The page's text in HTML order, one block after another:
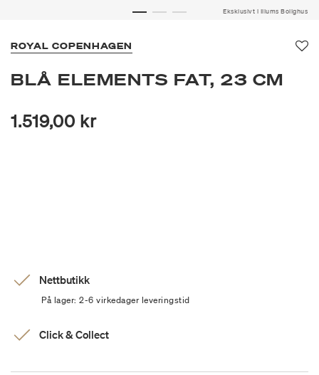
Eksklusivt i Illums Bolighus
ROYAL COPENHAGEN
BLÅ ELEMENTS FAT, 23 CM
1.519,00 kr
Nettbutikk
På lager: 2-6 virkedager leveringstid
Click & Collect